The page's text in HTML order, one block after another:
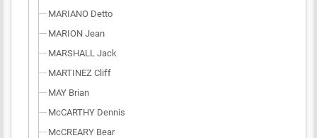
MARIANO Detto
MARION Jean
MARSHALL Jack
MARTINEZ Cliff
MAY Brian
McCARTHY Dennis
McCREARY Bear